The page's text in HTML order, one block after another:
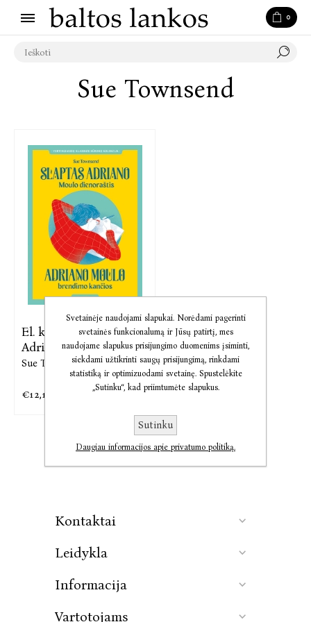
0
Sue Townsend
El. knyga Slaptas
Adriano Moulo
Sue Townsend
€12,17
Kontaktai
Leidykla
Informacija
Vartotojams
Svetainėje naudojami slapukai. Norėdami pagerinti
svetainės funkcionalumą ir Jūsų patirtį, mes
naudojame slapukus prisijungimo duomenims įsiminti,
siekdami užtikrinti saugų prisijungimą, rinkdami
statistiką ir optimizuodami svetainę. Spustelėkite
„Sutinku“, kad priimtumėte slapukus.
Sutinku
Daugiau informacijos apie privatumo politiką.